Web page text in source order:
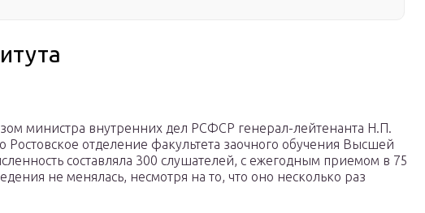
министра внутренних дел РСФСР генерал-лейтенанта Н.П.
Ростовское отделение факультета заочного обучения Высшей
составляла 300 слушателей, с ежегодным приемом в 75
не менялась, несмотря на то, что оно несколько раз